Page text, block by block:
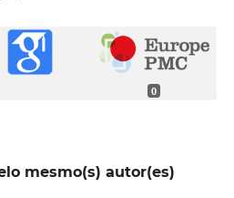
0
mesmo(s) autor(es)